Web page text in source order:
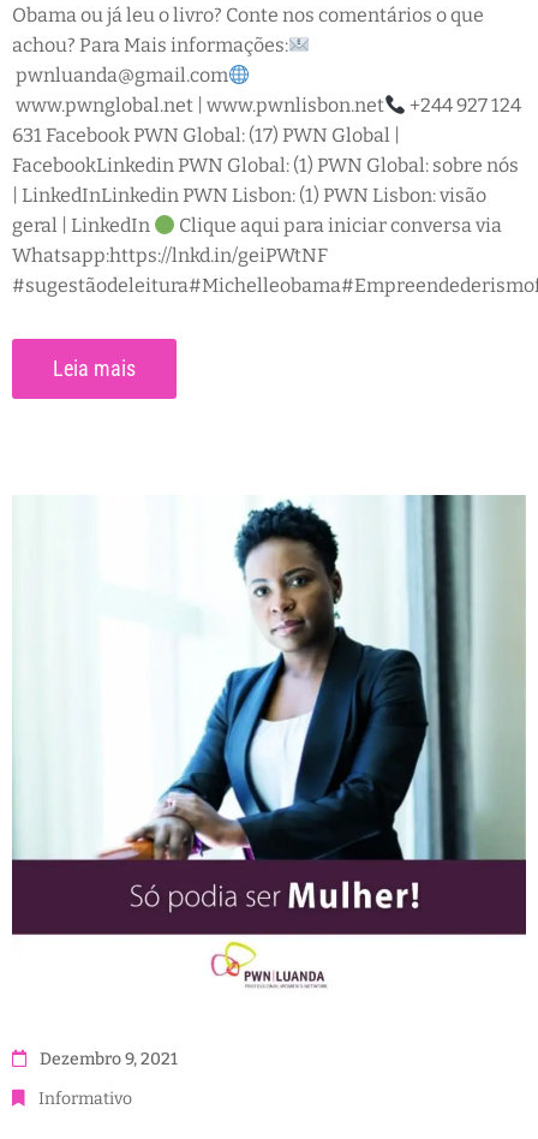
Obama ou já leu o livro? Conte nos comentários o que
achou? Para Mais informações:
pwnluanda@gmail.com
www.pwnglobal.net | www.pwnlisbon.net
+244 927 124
631 Facebook PWN Global: (17) PWN Global |
FacebookLinkedin PWN Global: (1) PWN Global: sobre nós
| LinkedInLinkedin PWN Lisbon: (1) PWN Lisbon: visão
geral | LinkedIn
Clique aqui para iniciar conversa via
Whatsapp:https://lnkd.in/geiPWtNF
Leia mais
Dezembro 9, 2021
Informativo